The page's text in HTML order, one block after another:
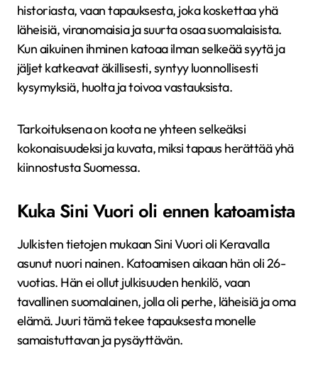
historiasta, vaan tapauksesta, joka koskettaa yhä
läheisiä, viranomaisia ja suurta osaa suomalaisista.
Kun aikuinen ihminen katoaa ilman selkeää syytä ja
jäljet katkeavat äkillisesti, syntyy luonnollisesti
kysymyksiä, huolta ja toivoa vastauksista.
Tarkoituksena on koota ne yhteen selkeäksi
kokonaisuudeksi ja kuvata, miksi tapaus herättää yhä
kiinnostusta Suomessa.
Kuka Sini Vuori oli ennen katoamista
Julkisten tietojen mukaan Sini Vuori oli Keravalla
asunut nuori nainen. Katoamisen aikaan hän oli 26-
vuotias. Hän ei ollut julkisuuden henkilö, vaan
tavallinen suomalainen, jolla oli perhe, läheisiä ja oma
elämä. Juuri tämä tekee tapauksesta monelle
samaistuttavan ja pysäyttävän.